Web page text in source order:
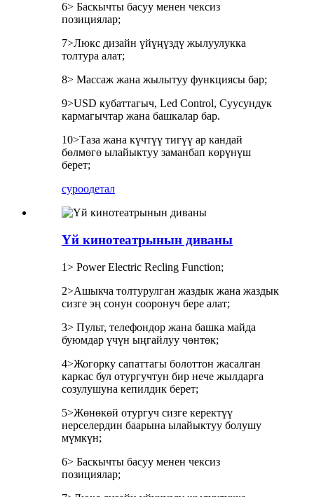
6> Баскычты басуу менен чексиз
позициялар;
7>Люкс дизайн үйүңүздү жылуулукка
толтура алат;
8> Массаж жана жылытуу функциясы бар;
9>USD кубаттагыч, Led Control, Суусундук
кармагычтар жана башкалар бар.
10>Таза жана күчтүү тигүү ар кандай
бөлмөгө ылайыктуу заманбап көрүнүш
берет;
суроодетал
Үй кинотеатрынын диваны
1> Power Electric Recling Function;
2>Ашыкча толтурулган жаздык жана жаздык
сизге эң сонун сооронуч бере алат;
3> Пульт, телефондор жана башка майда
буюмдар үчүн ыңгайлуу чөнтөк;
4>Жогорку сапаттагы болоттон жасалган
каркас бул отургучтун бир нече жылдарга
созулушуна кепилдик берет;
5>Жөнөкөй отургуч сизге керектүү
нерселердин баарына ылайыктуу болушу
мүмкүн;
6> Баскычты басуу менен чексиз
позициялар;